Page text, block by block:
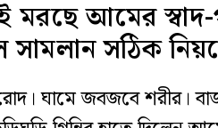
মরছে আমের
সঠিক
ঘামে জবজবে শরীর।